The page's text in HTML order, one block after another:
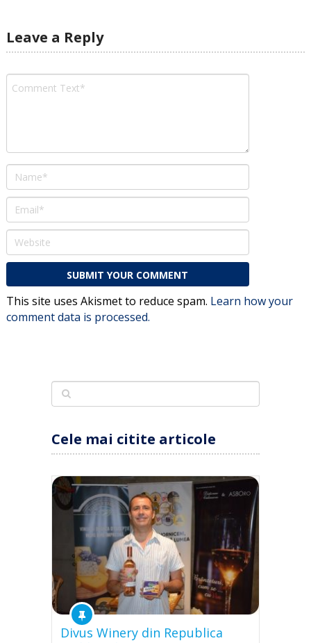
Leave a Reply
This site uses Akismet to reduce spam. Learn how your
comment data is processed.
Cele mai citite articole
Divus Winery din Republica